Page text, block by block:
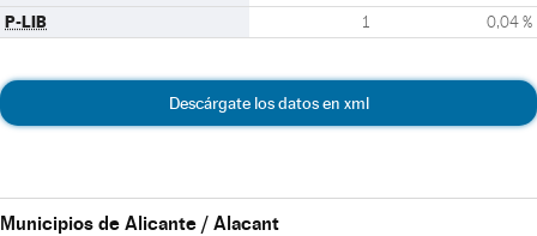
P-LIB 1 0,04 %
Descárgate los datos en xml
Municipios de Alicante / Alacant